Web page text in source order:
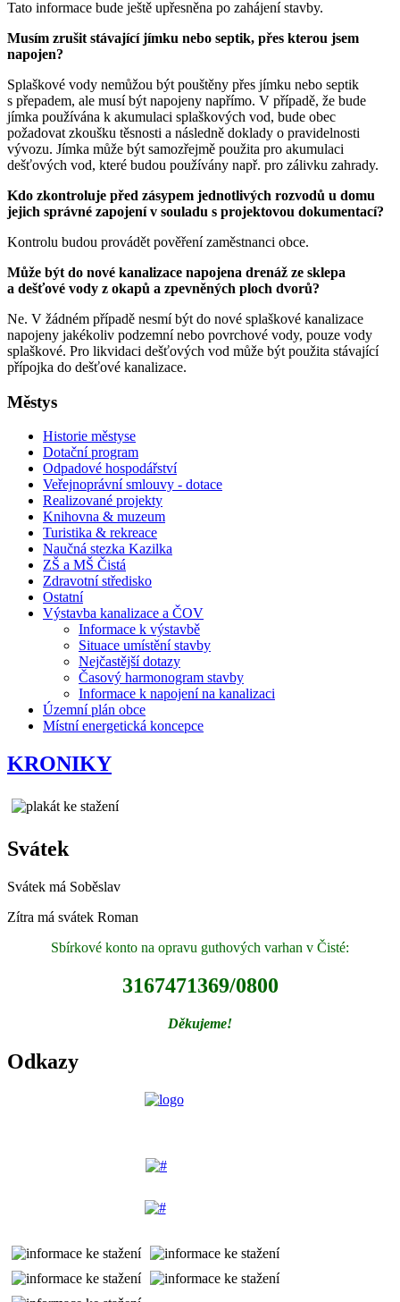
Tato informace bude ještě upřesněna po zahájení stavby.
Musím zrušit stávající jímku nebo septik, přes kterou jsem
napojen?
Splaškové vody nemůžou být pouštěny přes jímku nebo septik
s přepadem, ale musí být napojeny napřímo. V případě, že bude
jímka používána k akumulaci splaškových vod, bude obec
požadovat zkoušku těsnosti a následně doklady o pravidelnosti
vývozu. Jímka může být samozřejmě použita pro akumulaci
dešťových vod, které budou používány např. pro zálivku zahrady.
Kdo zkontroluje před zásypem jednotlivých rozvodů u domu
jejich správné zapojení v souladu s projektovou dokumentací?
Kontrolu budou provádět pověření zaměstnanci obce.
Může být do nové kanalizace napojena drenáž ze sklepa
a dešťové vody z okapů a zpevněných ploch dvorů?
Ne. V žádném případě nesmí být do nové splaškové kanalizace
napojeny jakékoliv podzemní nebo povrchové vody, pouze vody
splaškové. Pro likvidaci dešťových vod může být použita stávající
přípojka do dešťové kanalizace.
Městys
Historie městyse
Dotační program
Odpadové hospodářství
Veřejnoprávní smlouvy - dotace
Realizované projekty
Knihovna & muzeum
Turistika & rekreace
Naučná stezka Kazilka
ZŠ a MŠ Čistá
Zdravotní středisko
Ostatní
Výstavba kanalizace a ČOV
Informace k výstavbě
Situace umístění stavby
Nejčastější dotazy
Časový harmonogram stavby
Informace k napojení na kanalizaci
Územní plán obce
Místní energetická koncepce
KRONIKY
Svátek
Svátek má Soběslav
Zítra má svátek Roman
Sbírkové konto na opravu guthových varhan v Čisté:
3167471369/0800
Děkujeme!
Odkazy